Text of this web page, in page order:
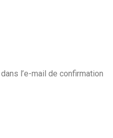
l’e-mail de confirmation